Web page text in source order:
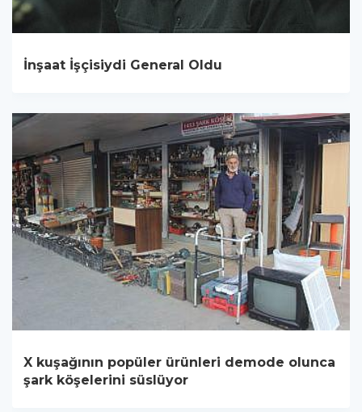
İnşaat İşçisiydi General Oldu
X kuşağının popüler ürünleri demode olunca
şark köşelerini süslüyor